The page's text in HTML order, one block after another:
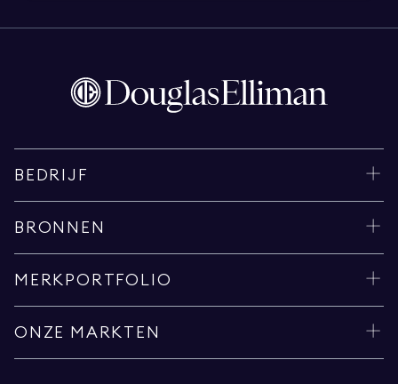
BEDRIJF
BRONNEN
MERKPORTFOLIO
ONZE MARKTEN